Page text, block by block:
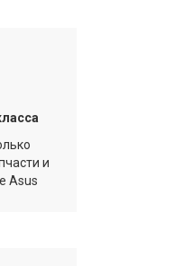
и
Asus